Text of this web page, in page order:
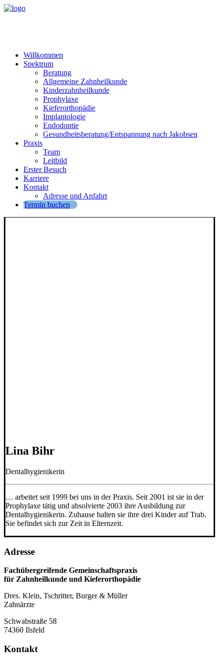
Willkommen
Spektrum
Beratung
Allgemeine Zahnheilkunde
Kinderzahnheilkunde
Prophylaxe
Kieferorthopädie
Implantologie
Endodontie
Gesundheitsberatung/Entspannung nach Jakobsen
Praxis
Team
Leitbild
Erster Besuch
Karriere
Kontakt
Adresse und Anfahrt
Termin buchen
Lina Bihr
Dentalhygienikerin
… arbeitet seit 1999 bei uns in der Praxis. Seit 2001 ist sie in der
Prophylaxe tätig und absolvierte 2003 ihre Ausbildung zur
Dentalhygienikerin. Zuhause halten sie ihre drei Kinder auf Trab.
Sie befindet sich zur Zeit in Elternzeit.
Adresse
Fachübergreifende Gemeinschaftspraxis
für Zahnheilkunde und Kieferorthopädie
Dres. Klein, Tschritter, Burger & Müller
Zahnärzte
Schwabstraße 58
74360 Ilsfeld
Kontakt